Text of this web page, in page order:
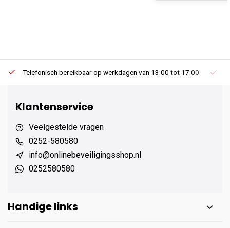
Telefonisch bereikbaar op werkdagen van 13:00 tot 17:00
Klantenservice
Veelgestelde vragen
0252-580580
info@onlinebeveiligingsshop.nl
0252580580
Handige links